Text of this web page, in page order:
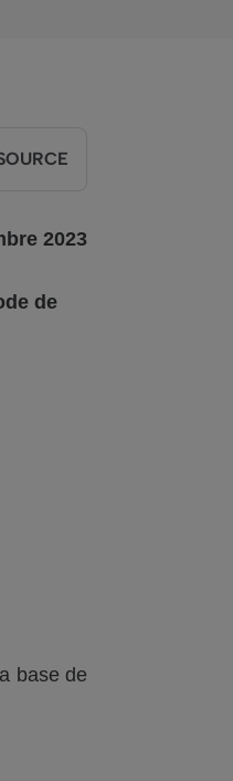
2023
de
base de